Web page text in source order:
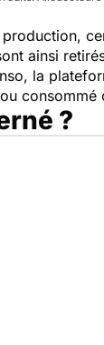
ainsi
la
consommé
?